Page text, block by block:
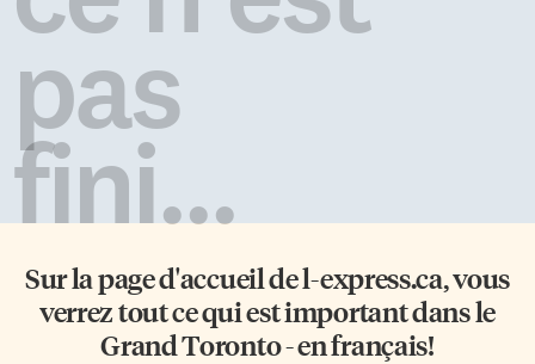
questions sur les cours et les
de […]
pas
fini...
Sur la page d'accueil del-express.ca, vous
verrez tout ce qui est important dans le
Grand Toronto - en français!